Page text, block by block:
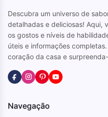
Descubra um universo de
detalhadas e deliciosas! Aqui,
os gostos e níveis de
úteis e informações
coração da casa e
Navegação